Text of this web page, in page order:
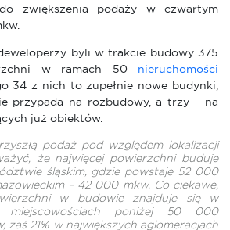
zwiększenia podaży w czwartym
byli w trakcie budowy 375
w ramach 50 nieruchomości
34 z nich to zupełnie nowe budynki,
przypada na rozbudowy, a trzy – na
już obiektów.
podaż pod względem lokalizacji
że najwięcej powierzchni buduje
śląskim, gdzie powstaje 52 000
– 42 000 mkw. Co ciekawe,
w budowie znajduje się w
miejscowościach poniżej 50 000
zaś 21% w największych aglomeracjach